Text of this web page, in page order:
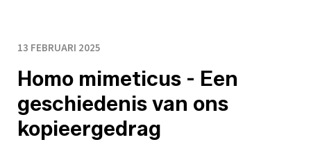
13 FEBRUARI 2025
Homo mimeticus - Een
geschiedenis van ons
kopieergedrag